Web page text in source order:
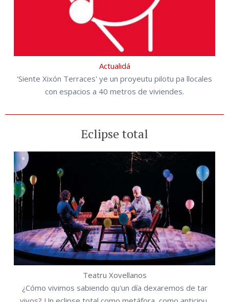
Actualidá
'Siente Xixón Terraces' ye un proyeutu pilotu pa llocales
con espacios a 40 metros de viviendes.
Eclipse total
Teatru Xovellanos
¿Cómo vivimos sabiendo qu'un día dexaremos de tar